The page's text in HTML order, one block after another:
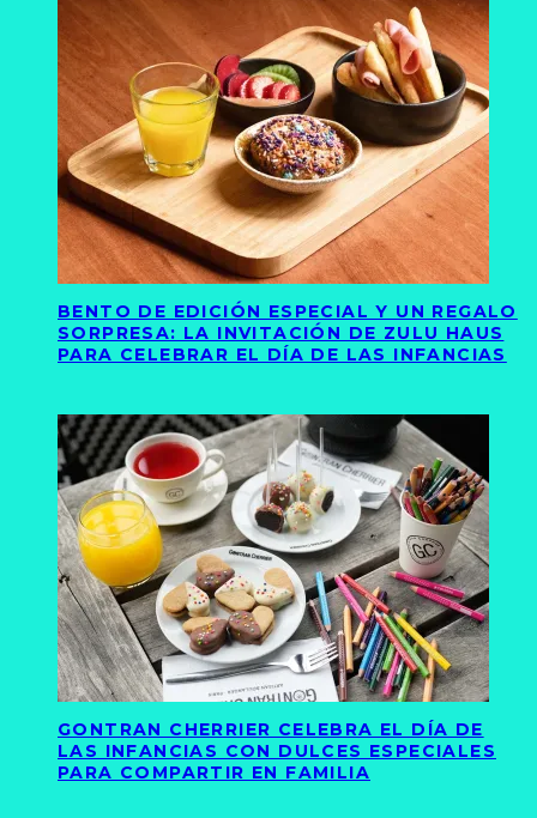
BENTO DE EDICIÓN ESPECIAL Y UN REGALO
SORPRESA: LA INVITACIÓN DE ZULU HAUS
PARA CELEBRAR EL DÍA DE LAS INFANCIAS
GONTRAN CHERRIER CELEBRA EL DÍA DE
LAS INFANCIAS CON DULCES ESPECIALES
PARA COMPARTIR EN FAMILIA